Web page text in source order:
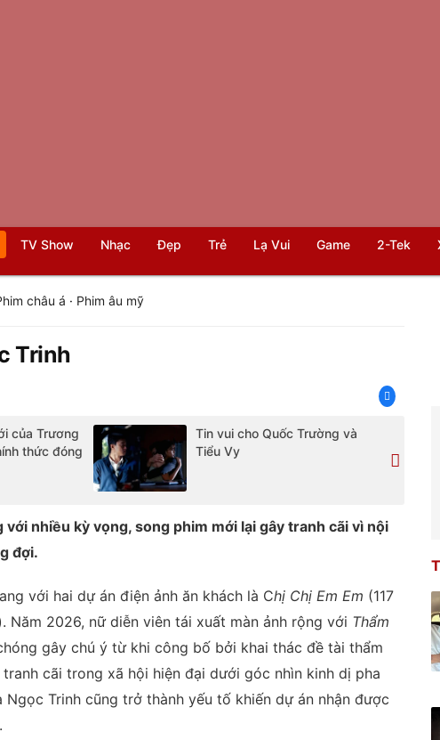
TV Show Nhạc Đẹp Trẻ Lạ Vui Game 2-Tek
châu á · Phim âu mỹ
Trinh
của Trương
thức đóng
Tin vui cho Quốc Trường và
Tiểu Vy
nhiều kỳ vọng, song phim mới lại gây tranh cãi vì nội
đợi.
với hai dự án điện ảnh ăn khách là Chị Chị Em Em (117
Năm 2026, nữ diễn viên tái xuất màn ảnh rộng với Thẩm
gây chú ý từ khi công bố bởi khai thác đề tài thẩm
cãi trong xã hội hiện đại dưới góc nhìn kinh dị pha
Ngọc Trinh cũng trở thành yếu tố khiến dự án nhận được